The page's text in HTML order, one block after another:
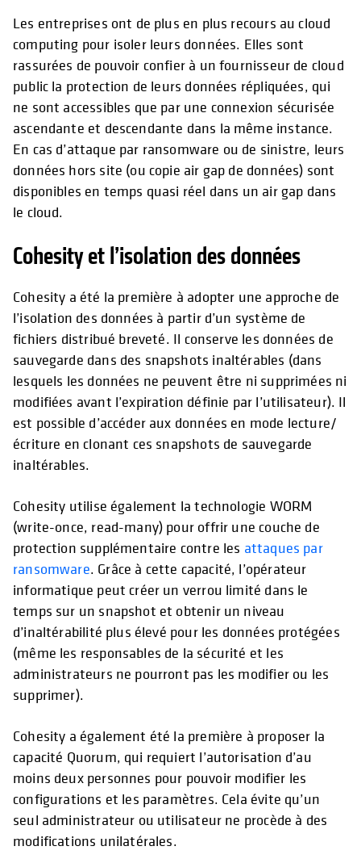
Les entreprises ont de plus en plus recours au cloud
computing pour isoler leurs données. Elles sont
rassurées de pouvoir confier à un fournisseur de cloud
public la protection de leurs données répliquées, qui
ne sont accessibles que par une connexion sécurisée
ascendante et descendante dans la même instance.
En cas d’attaque par ransomware ou de sinistre, leurs
données hors site (ou copie air gap de données) sont
disponibles en temps quasi réel dans un air gap dans
le cloud.
Cohesity et l’isolation des données
Cohesity a été la première à adopter une approche de
l’isolation des données à partir d’un système de
fichiers distribué breveté. Il conserve les données de
sauvegarde dans des snapshots inaltérables (dans
lesquels les données ne peuvent être ni supprimées ni
modifiées avant l’expiration définie par l’utilisateur). Il
est possible d’accéder aux données en mode lecture/
écriture en clonant ces snapshots de sauvegarde
inaltérables.
Cohesity utilise également la technologie WORM
(write-once, read-many) pour offrir une couche de
protection supplémentaire contre les attaques par
ransomware. Grâce à cette capacité, l’opérateur
informatique peut créer un verrou limité dans le
temps sur un snapshot et obtenir un niveau
d’inaltérabilité plus élevé pour les données protégées
(même les responsables de la sécurité et les
administrateurs ne pourront pas les modifier ou les
supprimer).
Cohesity a également été la première à proposer la
capacité Quorum, qui requiert l’autorisation d’au
moins deux personnes pour pouvoir modifier les
configurations et les paramètres. Cela évite qu’un
seul administrateur ou utilisateur ne procède à des
modifications unilatérales.